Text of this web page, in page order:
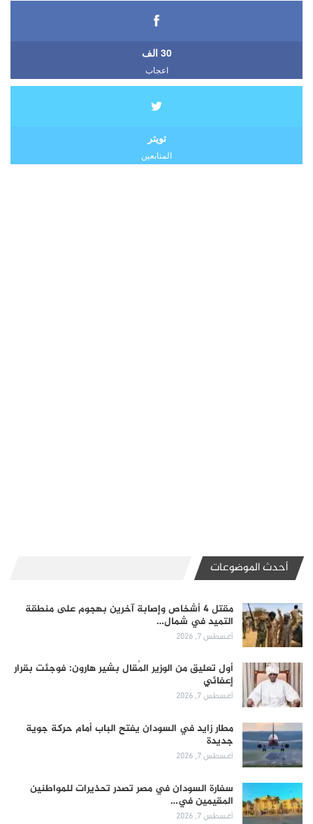
30 الف
اعجاب
تويتر
المتابعين
أحدث الموضوعات
مقتل 4 أشخاص وإصابة آخرين بهجوم على منطقة
التميد في شمال…
أغسطس 7, 2026
أول تعليق من الوزير المُقال بشير هارون: فوجئت بقرار
إعفائي
أغسطس 7, 2026
مطار زايد في السودان يفتح الباب أمام حركة جوية
جديدة
أغسطس 7, 2026
سفارة السودان في مصر تصدر تحذيرات للمواطنين
المقيمين في…
أغسطس 7, 2026